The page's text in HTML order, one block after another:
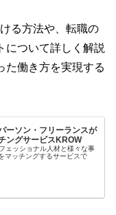
る方法や、転職の
について詳しく解説
た働き方を実現する
ーソン・フリーランスが
ングサービスKROW
ェッショナル人材と様々な事
マッチングするサービスで